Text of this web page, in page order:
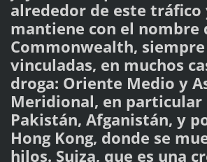
alrededor de este tráfico
mantiene con el nombre
Commonwealth,
vinculadas, en muchos
droga: Oriente Medio y
Meridional, en particular
Pakistán, Afganistán, y
Hong Kong, donde se
hilos. Suiza, que es una